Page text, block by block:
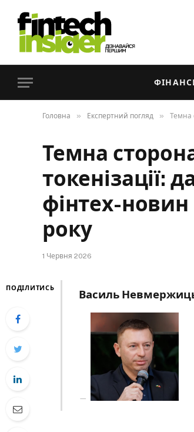
Головна » Експертний погляд » Темна
Темна
токенізації:
фінтех-новин
року
1 Червня 2026
ПОДІЛИТИСЬ
Василь